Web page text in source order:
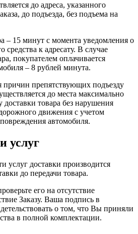
до адреса, указанного
до подъезда, без подъема на
– 15 минут с момента уведомления о
к адресату. В случае
покупателем оплачивается
– 8 рублей минута.
причин препятствующих подъезду
до места максимально
товара без нарушения
движения с учетом
автомобиля.
услуг
услуг доставки производится
до передачи товара.
его на отсутствие
Заказу. Ваша подпись в
о том, что Вы приняли
в полной комплектации.